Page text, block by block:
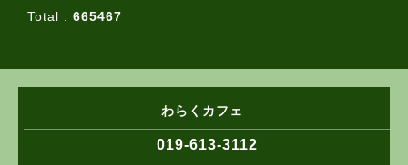
Total : 665467
わらくカフェ
019-613-3112